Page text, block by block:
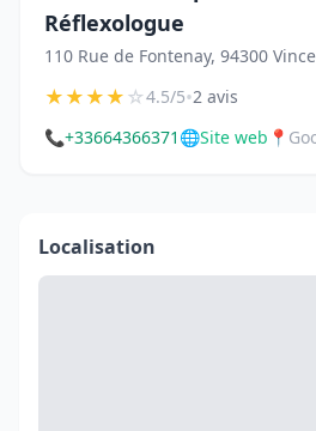
Réflexologue
110 Rue de Fontenay, 94300
★★★★☆4.5/5•2 avis
📞+33664366371 🌐Site web 📍
Localisation